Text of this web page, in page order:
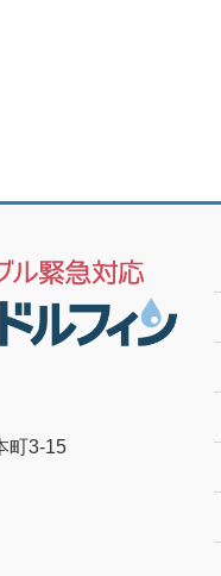
町3-15